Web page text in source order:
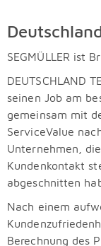
SEGMÜLLER ist
DEUTSCHLAND
seinen Job am
gemeinsam mit
ServiceValue
Unternehmen,
Kundenkontakt
abgeschnitten
Nach einem
Berechnung des